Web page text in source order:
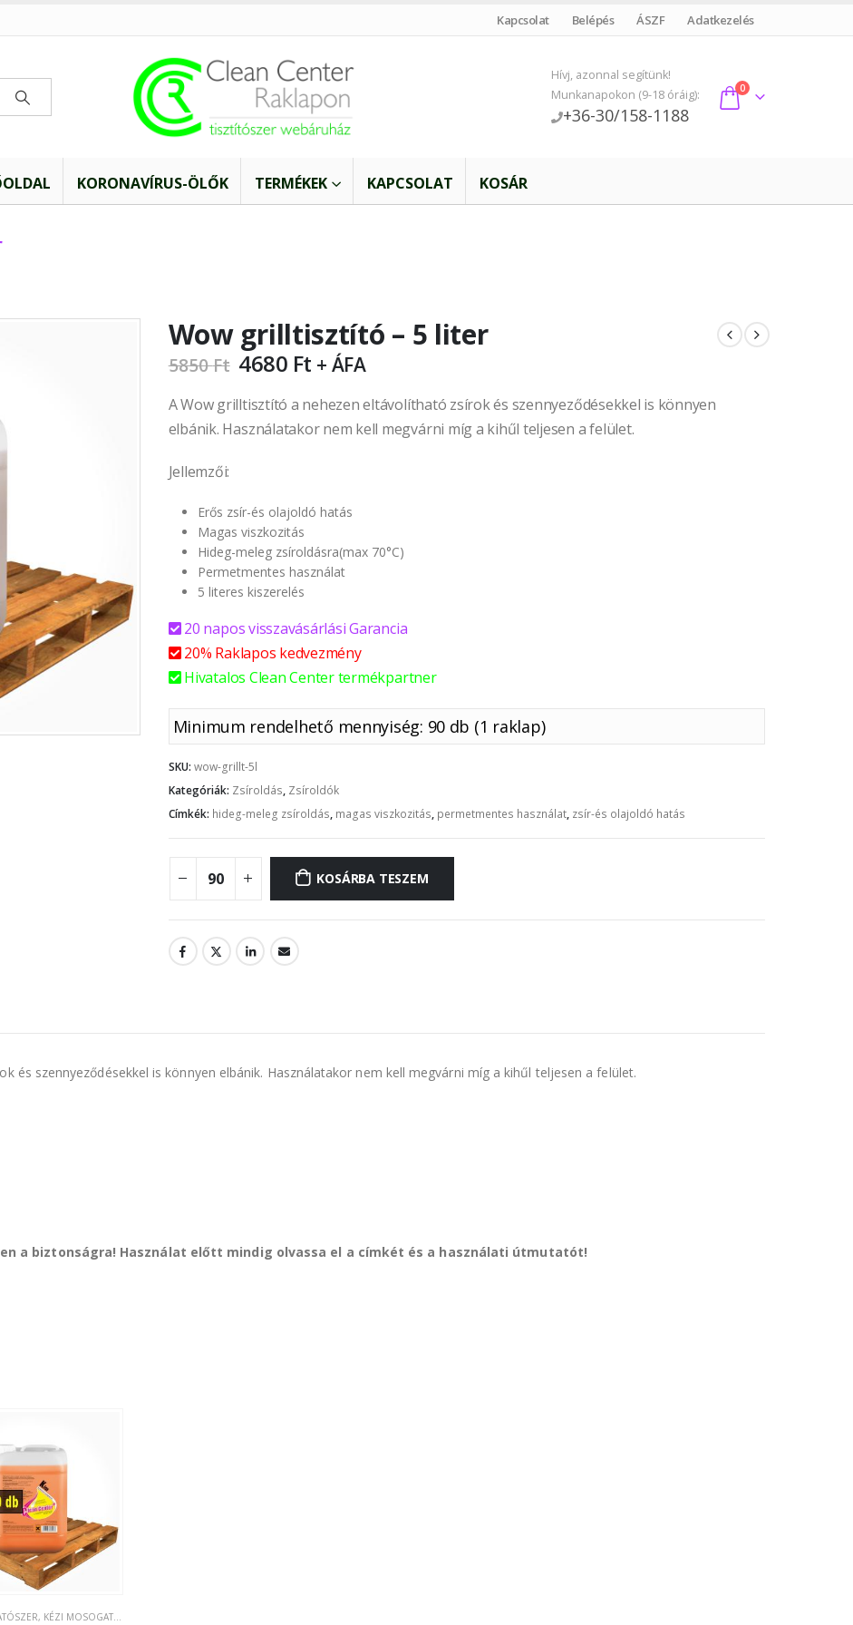
Kapcsolat Belépés ÁSZF Adatkezelés
Hívj, azonnal segítünk!
Munkanapokon (9-18 óráig):
+36-30/158-1188
0
KORONAVÍRUS-ÖLŐK TERMÉKEK KAPCSOLAT KOSÁR
Wow grilltisztító – 5 liter
5850Ft 4680 Ft + ÁFA
A Wow grilltisztító a nehezen eltávolítható zsírok és szennyeződésekkel is könnyen
elbánik. Használatakor nem kell megvárni míg a kihűl teljesen a felület.
Jellemzői:
Erős zsír-és olajoldó hatás
Magas viszkozitás
Hideg-meleg zsíroldásra(max 70°C)
Permetmentes használat
5 literes kiszerelés
20 napos visszavásárlási Garancia
20% Raklapos kedvezmény
Hivatalos Clean Center termékpartner
Minimum rendelhető mennyiség: 90 db (1 raklap)
SKU: wow-grillt-5l
Kategóriák: Zsíroldás, Zsíroldók
Címkék: hideg-meleg zsíroldás, magas viszkozitás, permetmentes használat, zsír-és olajoldó hatás
KOSÁRBA TESZEM
és szennyeződésekkel is könnyen elbánik. Használatakor nem kell megvárni míg a kihűl teljesen a felület.
a biztonságra! Használat előtt mindig olvassa el a címkét és a használati útmutatót!
, KÉZI MOSOGATÁS